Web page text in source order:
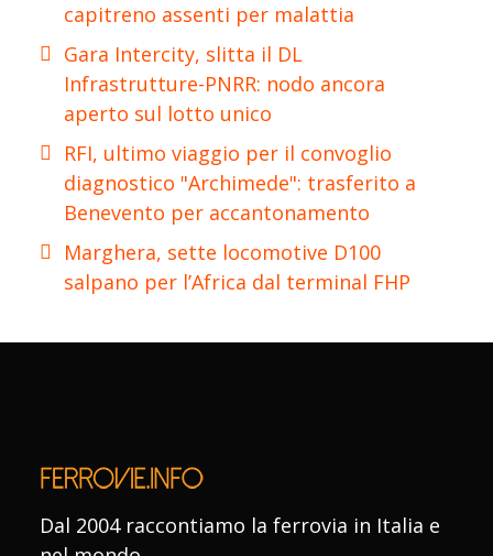
capitreno assenti per malattia
Gara Intercity, slitta il DL
Infrastrutture-PNRR: nodo ancora
aperto sul lotto unico
RFI, ultimo viaggio per il convoglio
diagnostico "Archimede": trasferito a
Benevento per accantonamento
Marghera, sette locomotive D100
salpano per l’Africa dal terminal FHP
Dal 2004 raccontiamo la ferrovia in Italia e